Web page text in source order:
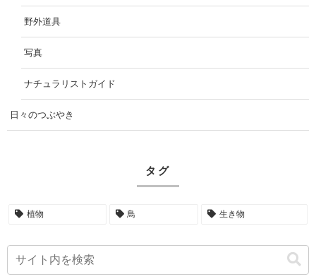
野外道具
写真
ナチュラリストガイド
日々のつぶやき
タグ
植物 鳥 生き物